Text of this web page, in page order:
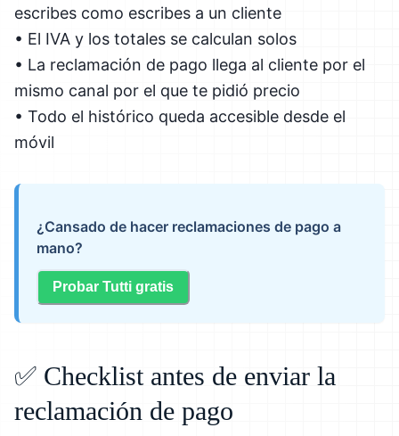
escribes como escribes a un cliente
• El IVA y los totales se calculan solos
• La reclamación de pago llega al cliente por el
mismo canal por el que te pidió precio
• Todo el histórico queda accesible desde el
móvil
¿Cansado de hacer reclamaciones de pago a
mano?
Probar Tutti gratis
✅ Checklist antes de enviar la
reclamación de pago